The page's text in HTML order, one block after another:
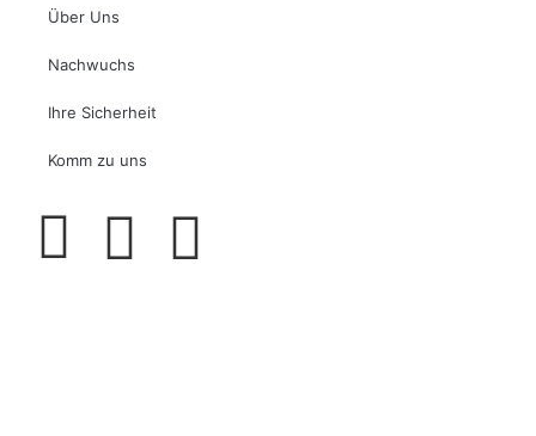
Über Uns
Nachwuchs
Ihre Sicherheit
Komm zu uns